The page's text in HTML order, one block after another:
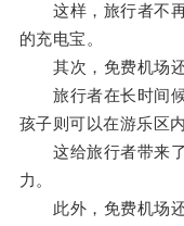
这样，旅行者不再
的充电宝。
其次，免费机场还
旅行者在长时间候
孩子则可以在游乐区
这给旅行者带来了
力。
此外，免费机场还